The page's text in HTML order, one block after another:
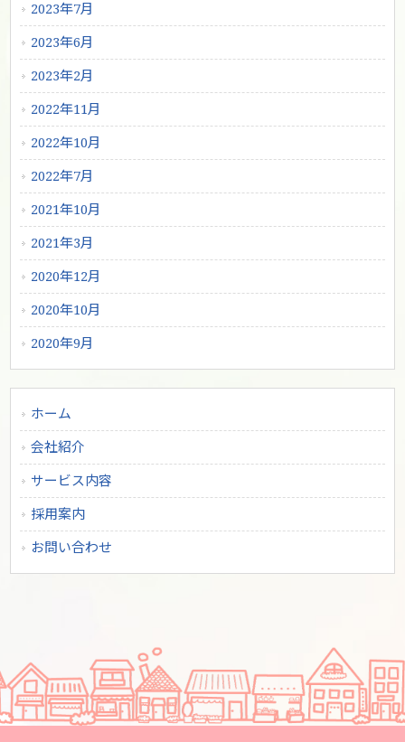
2023年7月
2023年6月
2023年2月
2022年11月
2022年10月
2022年7月
2021年10月
2021年3月
2020年12月
2020年10月
2020年9月
ホーム
会社紹介
サービス内容
採用案内
お問い合わせ